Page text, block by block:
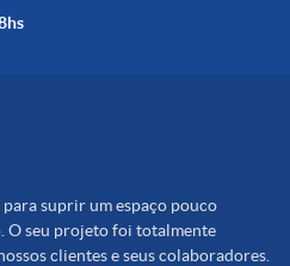
suprir um espaço pouco
O seu projeto foi totalmente
clientes e seus colaboradores.